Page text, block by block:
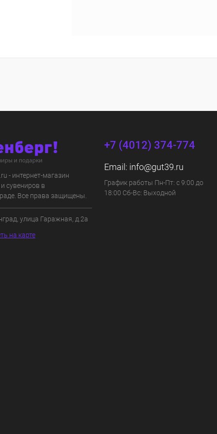
- интернет-магазин
сувениров в
Все права защищены.
улица Гаражная, д.2а
на карте
+7 (4012) 374-774
Email: info@gut39.ru
График работы Пн-Пт: с 9:00 до
18:00 Сб-Вс: Выходной